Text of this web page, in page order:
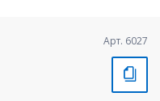
Арт. 6027